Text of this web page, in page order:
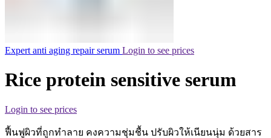
Expert anti aging repair serum Login to see prices
Rice protein sensitive serum
Login to see prices
ฟื้นฟูผิวที่ถูกทำลาย คงความชุ่มชื้น ปรับผิวให้เนียนนุ่ม ด้วยสาร